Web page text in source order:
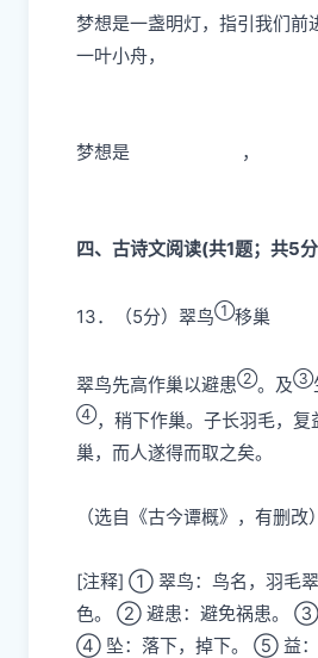
梦想是一盏明灯，指引我们前
一叶小舟，
梦想是
，
四、古诗文阅读(共1题；共5
13．（5分） 翠鸟①移巢
翠鸟先高作巢以避患②。及③
④，稍下作巢。子长羽毛，复
巢，而人遂得而取之矣。
（选自《古今谭概》，有删改）
[注释] ① 翠鸟：鸟名，羽毛
色。 ② 避患：避免祸患。 ③
④ 坠：落下，掉下。 ⑤ 益